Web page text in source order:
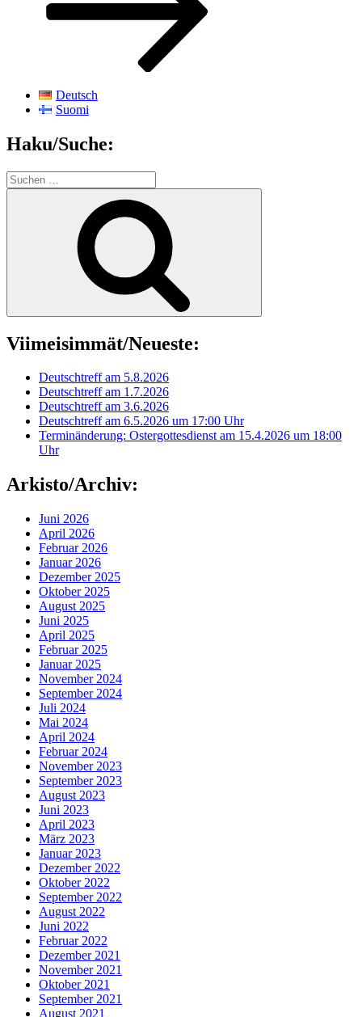
Deutsch
Suomi
Haku/Suche:
Suchen
nach:
Viimeisimmät/Neueste:
Deutschtreff am 5.8.2026
Deutschtreff am 1.7.2026
Deutschtreff am 3.6.2026
Deutschtreff am 6.5.2026 um 17:00 Uhr
Terminänderung: Ostergottesdienst am 15.4.2026 um 18:00
Uhr
Arkisto/Archiv:
Juni 2026
April 2026
Februar 2026
Januar 2026
Dezember 2025
Oktober 2025
August 2025
Juni 2025
April 2025
Februar 2025
Januar 2025
November 2024
September 2024
Juli 2024
Mai 2024
April 2024
Februar 2024
November 2023
September 2023
August 2023
Juni 2023
April 2023
März 2023
Januar 2023
Dezember 2022
Oktober 2022
September 2022
August 2022
Juni 2022
Februar 2022
Dezember 2021
November 2021
Oktober 2021
September 2021
August 2021